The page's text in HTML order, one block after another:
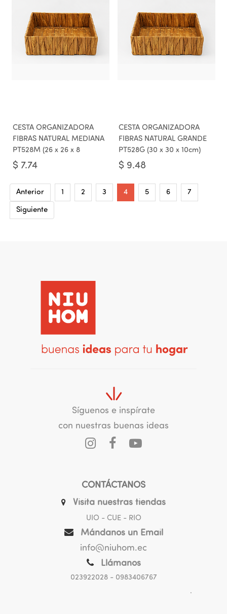
CESTA ORGANIZADORA
FIBRAS NATURAL MEDIANA
PT528M (26 x 26 x 8
$ 7.74
CESTA ORGANIZADORA
FIBRAS NATURAL GRANDE
PT528G (30 x 30 x 10cm)
$ 9.48
Anterior 1 2 3 4 5 6 7
Siguiente
Síguenos e inspírate
con nuestras buenas ideas
CONTÁCTANOS
Visita nuestras tiendas
UIO - CUE - RIO
Mándanos un Email
info@niuhom.ec
Llámanos
023922028- 0983406767
.